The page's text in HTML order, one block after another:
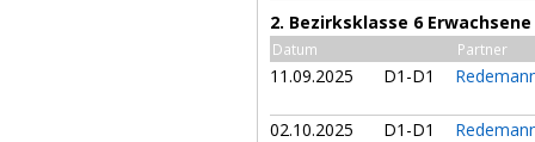
2. Bezirksklasse 6
Datum Partner
11.09.2025 D1-D1
02.10.2025 D1-D1